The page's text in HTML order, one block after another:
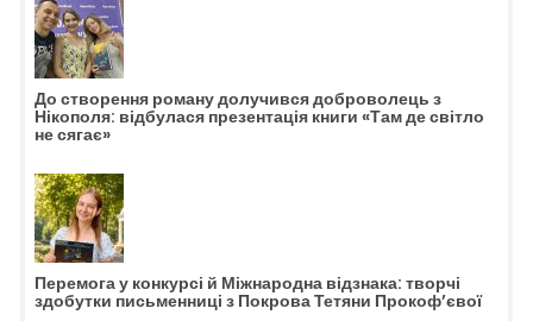
До створення роману долучився доброволець з
Нікополя: відбулася презентація книги «Там де світло
не сягає»
Перемога у конкурсі й Міжнародна відзнака: творчі
здобутки письменниці з Покрова Тетяни Прокоф’євої